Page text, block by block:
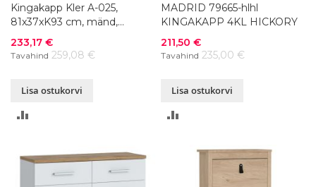
Kingakapp Kler A-025,
81x37xK93 cm, mänd,
värvivalik
Soodushind
233,17 €
Tavahind 259,08 €
Lisa ostukorvi
MADRID 79665-hlhl
KINGAKAPP 4KL HICKORY
Soodushind
211,50 €
Tavahind 235,00 €
Lisa ostukorvi